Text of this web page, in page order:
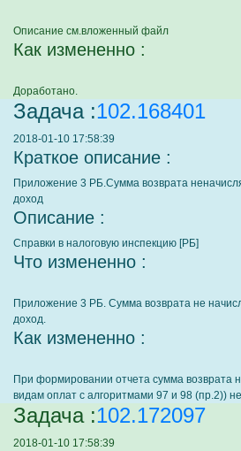
Описание см.вложенный файл
Как измененно :
Доработано.
Задача :102.168401
2018-01-10 17:58:39
Краткое описание :
Приложение 3 РБ.Сумма возврата
доход
Описание :
Справки в налоговую инспекцию [РБ]
Что измененно :
Приложение 3 РБ. Сумма возврата не
доход.
Как измененно :
При формировании отчета сумма возврата
видам оплат с алгоритмами 97 и 98 (пр.2))
Задача :102.172097
2018-01-10 17:58:39